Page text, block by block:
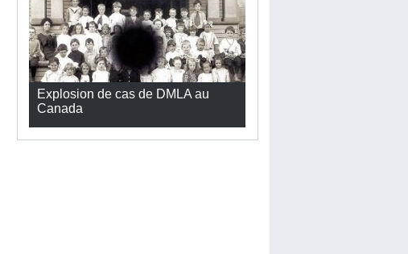
Explosion de cas de DMLA au
Canada